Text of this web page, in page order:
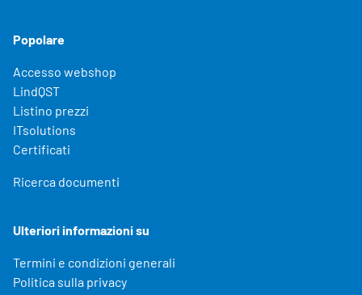
Popolare
Accesso webshop
LindQST
Listino prezzi
ITsolutions
Certificati
Ricerca documenti
Ulteriori informazioni su
Termini e condizioni generali
Politica sulla privacy